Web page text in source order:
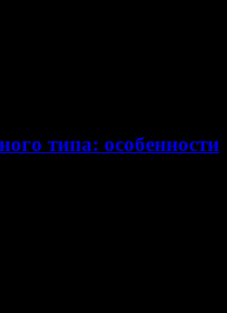
типа: особенности